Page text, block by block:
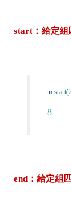
start：給定組
m.start(
8
end：給定組